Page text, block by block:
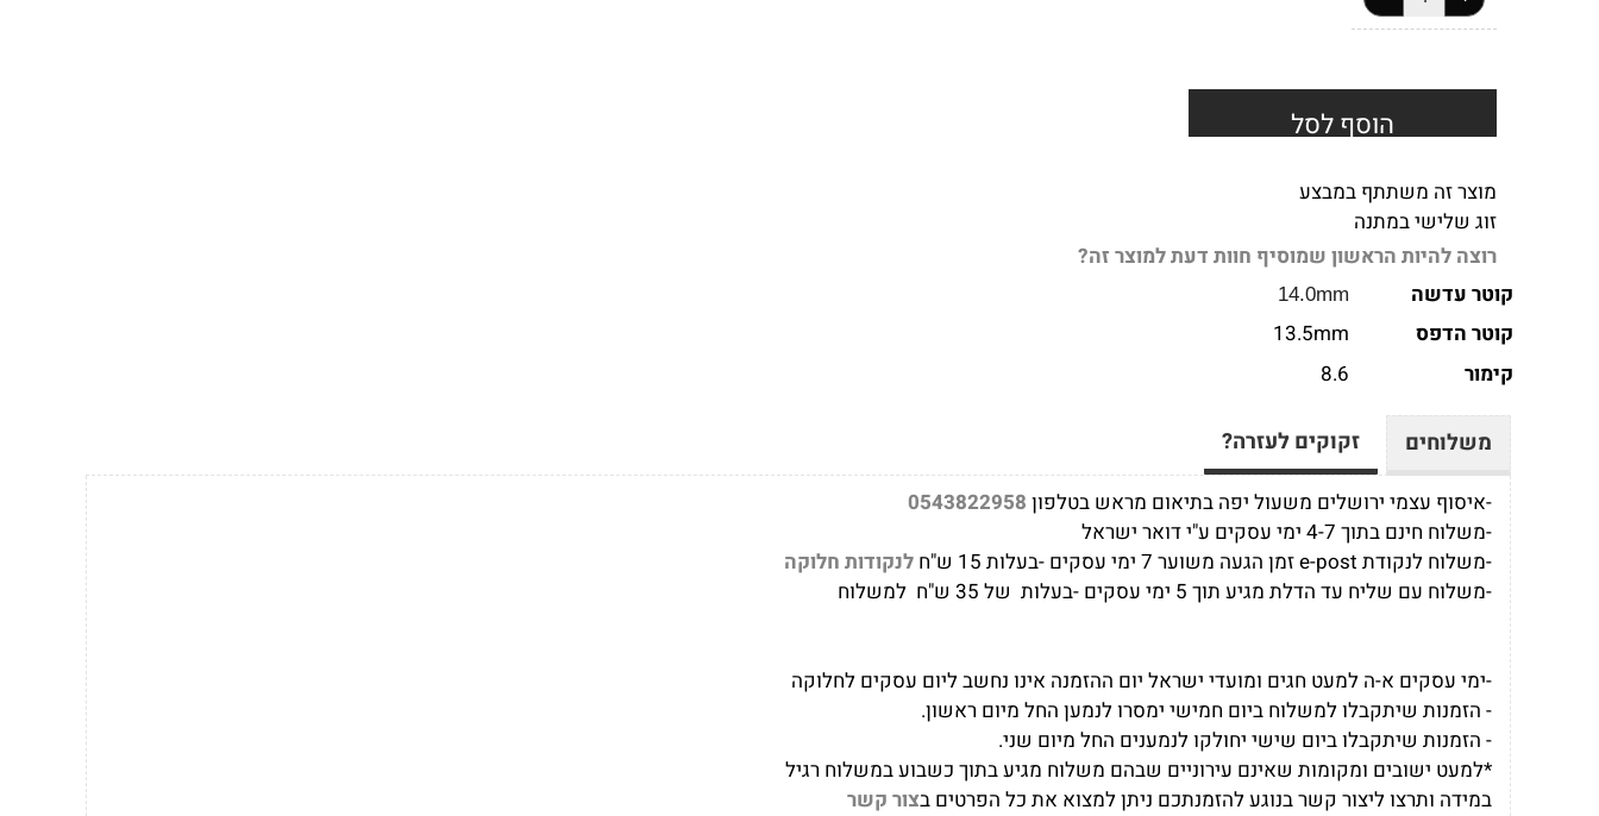
הוסף לסל
מוצר זה משתתף במבצע
זוג שלישי במתנה
רוצה להיות הראשון שמוסיף חוות דעת למוצר זה?
קוטר עדשה
14.0mm
קוטר הדפס
13.5mm
קימור 8.6
משלוחים זקוקים לעזרה?
-איסוף עצמי ירושלים משעול יפה בתיאום מראש בטלפון 0543822958
-משלוח חינם בתוך 4-7 ימי עסקים ע"י דואר ישראל
-משלוח לנקודת e-post זמן הגעה משוער 7 ימי עסקים -בעלות 15 ש"ח
לנקודות חלוקה
-משלוח עם שליח עד הדלת מגיע תוך 5 ימי עסקים -בעלות של 35 ש"ח למשלוח
-ימי עסקים א-ה למעט חגים ומועדי ישראל יום ההזמנה אינו נחשב ליום עסקים לחלוקה
- הזמנות שיתקבלו למשלוח ביום חמישי ימסרו לנמען החל מיום ראשון.
- הזמנות שיתקבלו ביום שישי יחולקו לנמענים החל מיום שני.
*למעט ישובים ומקומות שאינם עירוניים שבהם משלוח מגיע בתוך כשבוע במשלוח רגיל
במידה ותרצו ליצור קשר בנוגע להזמנתכם ניתן למצוא את כל הפרטים בצור קשר